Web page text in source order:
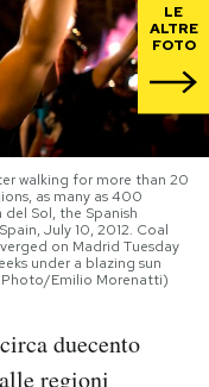
LE
ALTRE
FOTO
walking for more than 20
as many as 400
Sol, the Spanish
July 10, 2012. Coal
on Madrid Tuesday
under a blazing sun
Photo/Emilio Morenatti)
duecento
regioni